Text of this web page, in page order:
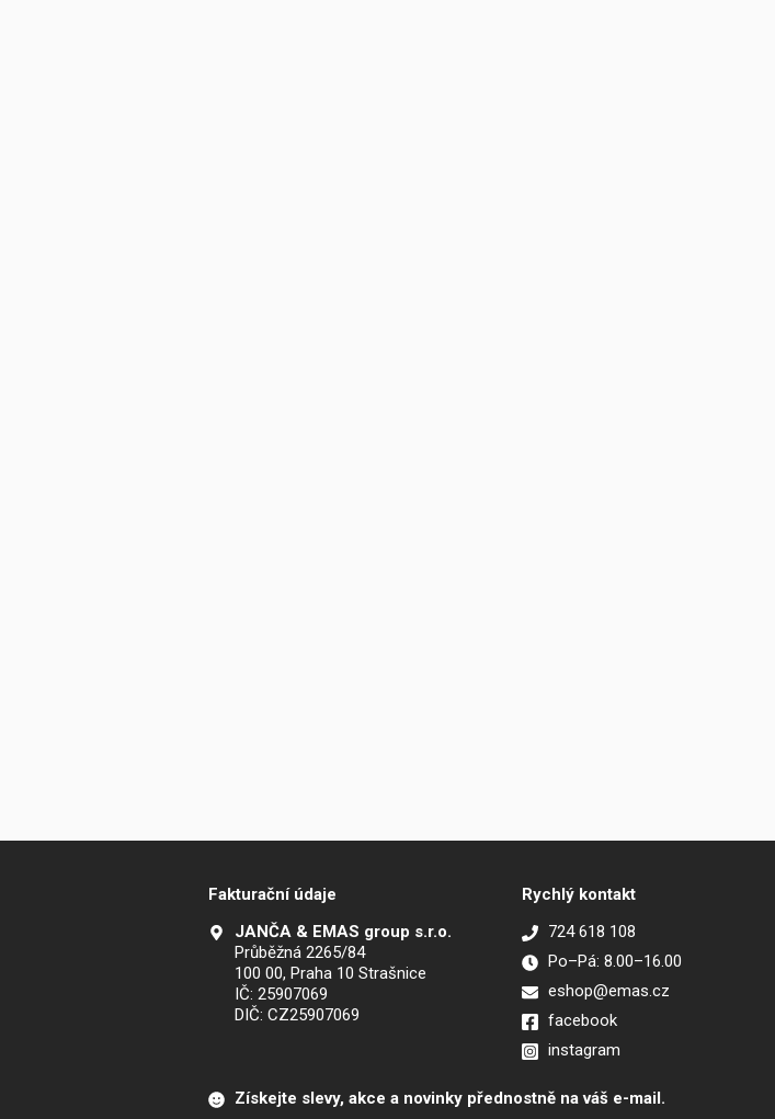
Fakturační údaje
JANČA & EMAS group s.r.o.
Průběžná 2265/84
100 00, Praha 10 Strašnice
IČ: 25907069
DIČ: CZ25907069
Rychlý kontakt
724 618 108
Po–Pá: 8.00–16.00
eshop@emas.cz
facebook
instagram
Získejte slevy, akce a novinky přednostně na váš e-mail.